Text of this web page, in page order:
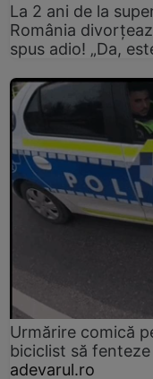
La 2 ani de la
România
spus adio! „Da,
Urmărire comică
biciclist să
adevarul.ro